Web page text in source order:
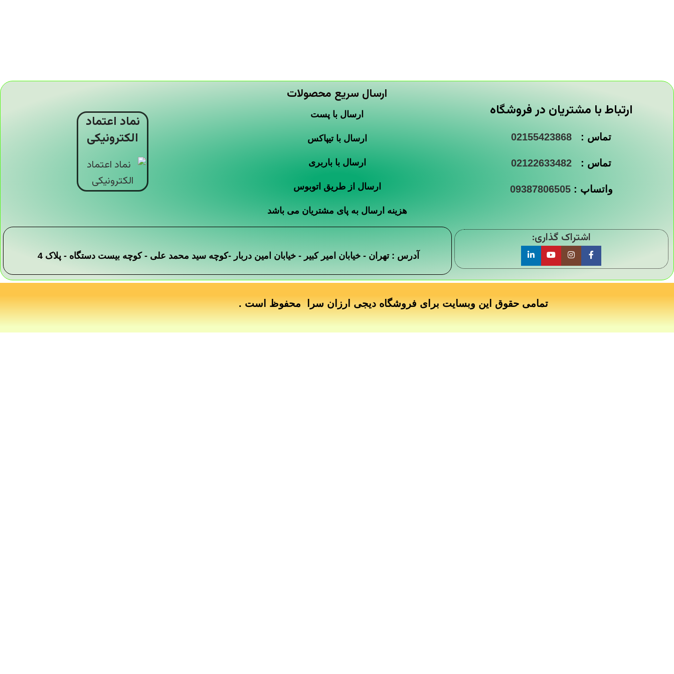
ارتباط با مشتریان در فروشگاه
تماس : 02155423868
تماس : 02122633482
واتساپ :09387806505
ارسال سریع محصولات
ارسال با پست
ارسال با تیپاکس
ارسال با باربری
ارسال از طریق اتوبوس
هزینه ارسال به پای مشتریان می باشد
نماد اعتماد
الکترونیکی
اشتراک گذاری:
آدرس : تهران - خیابان امیر کبیر - خیابان امین دربار -کوچه سید محمد علی - کوچه بیست دستگاه - پلاک 4
تمامی حقوق این وبسایت برای فروشگاه دیجی ارزان سرا محفوظ است .